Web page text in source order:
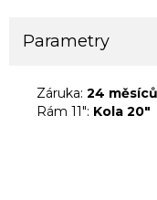
Parametry
Záruka: 24 měsíců
Rám 11": Kola 20"